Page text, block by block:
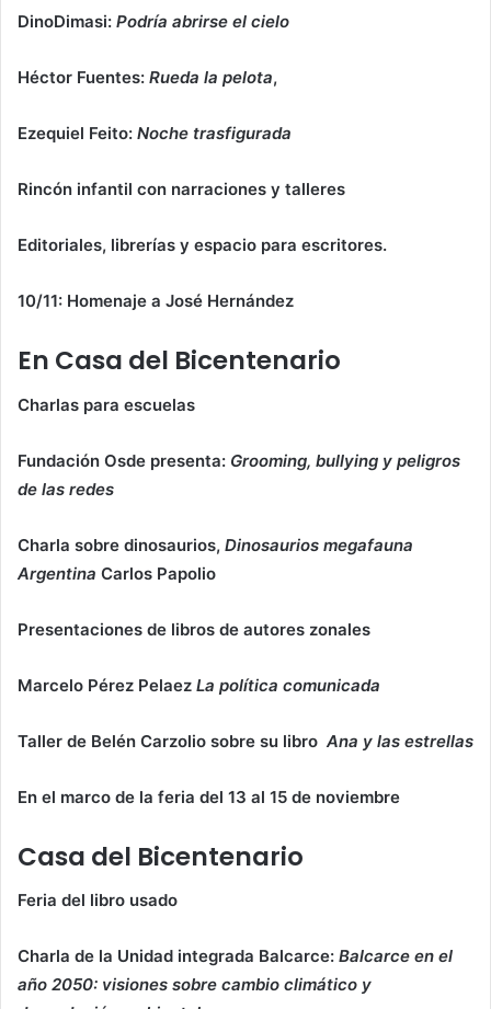
DinoDimasi: Podría abrirse el cielo
Héctor Fuentes: Rueda la pelota,
Ezequiel Feito: Noche trasfigurada
Rincón infantil con narraciones y talleres
Editoriales, librerías y espacio para escritores.
10/11: Homenaje a José Hernández
En Casa del Bicentenario
Charlas para escuelas
Fundación Osde presenta: Grooming, bullying y peligros
de las redes
Charla sobre dinosaurios, Dinosaurios megafauna
Argentina Carlos Papolio
Presentaciones de libros de autores zonales
Marcelo Pérez Pelaez La política comunicada
Taller de Belén Carzolio sobre su libro Ana y las estrellas
En el marco de la feria del 13 al 15 de noviembre
Casa del Bicentenario
Feria del libro usado
Charla de la Unidad integrada Balcarce: Balcarce en el
año 2050: visiones sobre cambio climático y